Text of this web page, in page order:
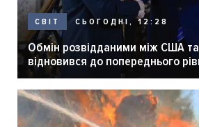
СВІТ СЬОГОДНІ, 12:28
Обмін розвідданими між США
відновився до попереднього